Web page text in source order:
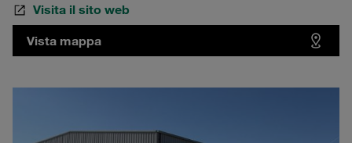
Visita il sito web
Vista mappa